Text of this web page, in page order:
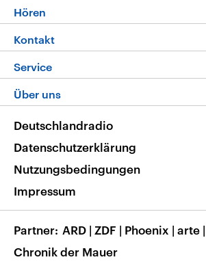
Programm
Die Nachrichten
Nachrichtenleicht
Neue Beiträge auf dlf.de
Hören
Livestream
Podcasts
Deutschlandfunk App
Nachrichten App
Frequenzen
Kontakt
Hörerservice
Service
FAQ
Veranstaltungen
Musikliste
RSS
Über uns
Barrierefreiheit
Deutschlandradio
Datenschutzerklärung
Nutzungsbedingungen
Impressum
Partner ARD | ZDF | Phoenix | arte |
Chronik der Mauer